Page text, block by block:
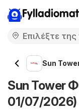
Fylladiomat
Sun
Sun Tower
01/07/